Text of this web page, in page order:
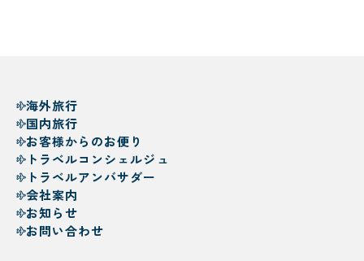
海外旅行
国内旅行
お客様からのお便り
トラベルコンシェルジュ
トラベルアンバサダー
会社案内
お知らせ
お問い合わせ